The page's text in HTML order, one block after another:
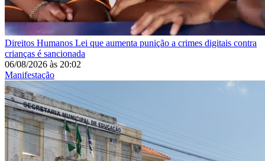
Direitos Humanos Lei que aumenta punição a crimes digitais contra
crianças é sancionada
06/08/2026 às 20:02
Manifestação